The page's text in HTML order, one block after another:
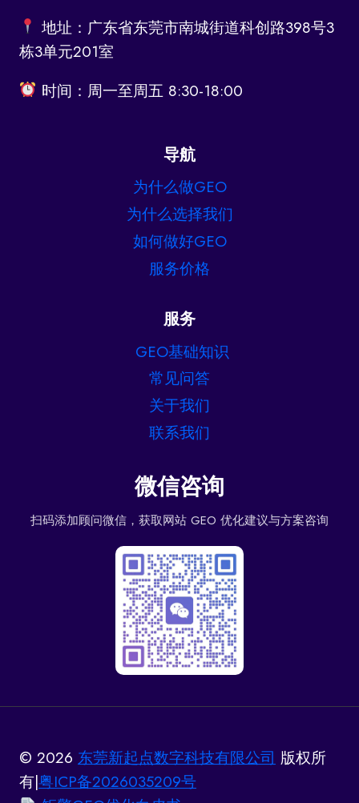
地址：广东省东莞市南城街道科创路398号3
栋3单元201室
时间：周一至周五 8:30-18:00
导航
为什么做GEO
为什么选择我们
如何做好GEO
服务价格
服务
GEO基础知识
常见问答
关于我们
联系我们
微信咨询
扫码添加顾问微信，获取网站 GEO 优化建议与方案咨询
© 2026 东莞新起点数字科技有限公司 版权所
有|粤ICP备2026035209号